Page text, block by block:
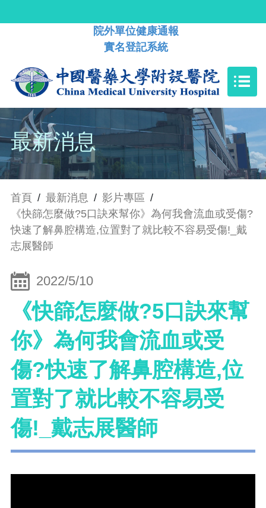
院外單位健康通報
實名登記系統
最新消息
首頁 / 最新消息 / 影片專區 /
《快篩怎麼做?5口訣來幫你》為何我會流血或受傷?
快速了解鼻腔構造,位置對了就比較不容易受傷!_戴
志展醫師
2022/5/10
《快篩怎麼做?5口訣來幫
你》為何我會流血或受
傷?快速了解鼻腔構造,位
置對了就比較不容易受
傷!_戴志展醫師